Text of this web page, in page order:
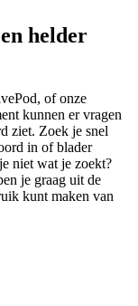
helder
of onze
kunnen er vragen
ziet. Zoek je snel
in of blader
niet wat je zoekt?
je graag uit de
kunt maken van